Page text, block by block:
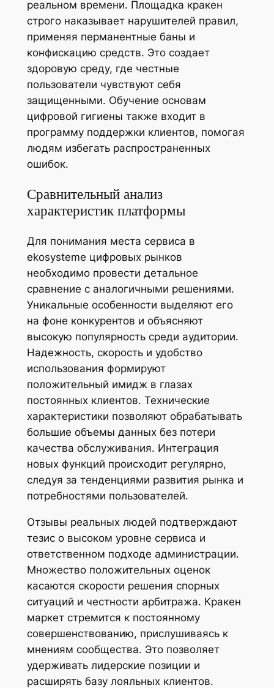
реальном времени. Площадка кракен
строго наказывает нарушителей правил,
применяя перманентные баны и
конфискацию средств. Это создает
здоровую среду, где честные
пользователи чувствуют себя
защищенными. Обучение основам
цифровой гигиены также входит в
программу поддержки клиентов, помогая
людям избегать распространенных
ошибок.
Сравнительный анализ
характеристик платформы
Для понимания места сервиса в
ekosysteme цифровых рынков
необходимо провести детальное
сравнение с аналогичными решениями.
Уникальные особенности выделяют его
на фоне конкурентов и объясняют
высокую популярность среди аудитории.
Надежность, скорость и удобство
использования формируют
положительный имидж в глазах
постоянных клиентов. Технические
характеристики позволяют обрабатывать
большие объемы данных без потери
качества обслуживания. Интеграция
новых функций происходит регулярно,
следуя за тенденциями развития рынка и
потребностями пользователей.
Отзывы реальных людей подтверждают
тезис о высоком уровне сервиса и
ответственном подходе администрации.
Множество положительных оценок
касаются скорости решения спорных
ситуаций и честности арбитража. Кракен
маркет стремится к постоянному
совершенствованию, прислушиваясь к
мнениям сообщества. Это позволяет
удерживать лидерские позиции и
расширять базу лояльных клиентов.